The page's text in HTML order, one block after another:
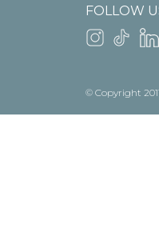
FOLLOW
© Copyright